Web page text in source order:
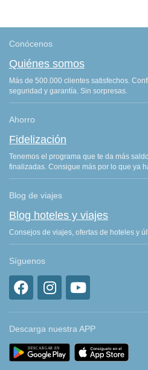
Conócenos
Quiénes somos
Más de 500.000 clientes satisfechos.
seguridad y garantía. Sin sorpresas.
Ahorro
Fidelización
Tenemos el programa que te da más
finalizadas. Consigue más por lo que ya
Blog de viajes
Blog hoteles y viajes
Consejos de viajes, ofertas de hoteles y
Síguenos
Descarga nuestra APP